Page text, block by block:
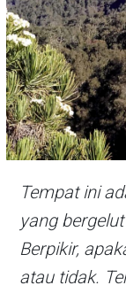
Tempat ini
yang
Berpikir,
atau tidak.